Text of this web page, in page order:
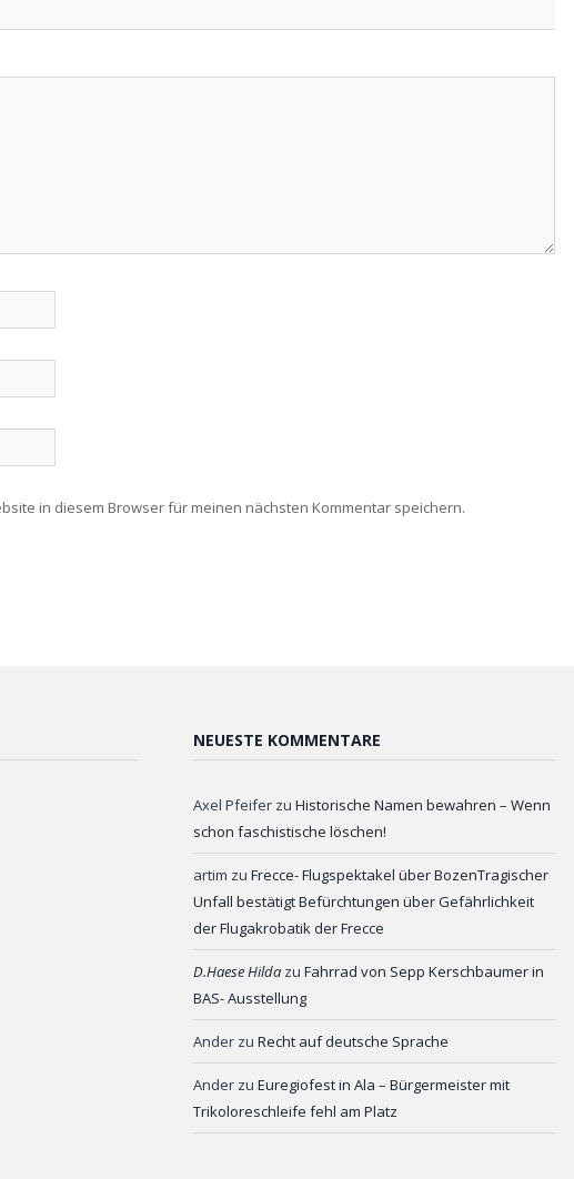
in diesem Browser für meinen nächsten Kommentar speichern.
NEUESTE KOMMENTARE
Axel Pfeifer zu Historische Namen bewahren – Wenn
schon faschistische löschen!
artim zu Frecce- Flugspektakel über BozenTragischer
Unfall bestätigt Befürchtungen über Gefährlichkeit
der Flugakrobatik der Frecce
D.Haese Hilda zu Fahrrad von Sepp Kerschbaumer in
BAS- Ausstellung
Ander zu Recht auf deutsche Sprache
Ander zu Euregiofest in Ala – Bürgermeister mit
Trikoloreschleife fehl am Platz